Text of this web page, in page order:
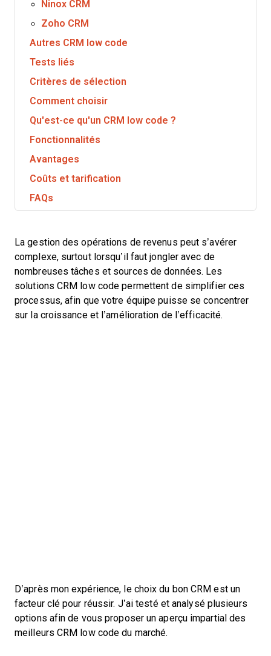
Ninox CRM
Zoho CRM
Autres CRM low code
Tests liés
Critères de sélection
Comment choisir
Qu'est-ce qu'un CRM low code ?
Fonctionnalités
Avantages
Coûts et tarification
FAQs
La gestion des opérations de revenus peut s’avérer
complexe, surtout lorsqu’il faut jongler avec de
nombreuses tâches et sources de données. Les
solutions CRM low code permettent de simplifier ces
processus, afin que votre équipe puisse se concentrer
sur la croissance et l’amélioration de l’efficacité.
D’après mon expérience, le choix du bon CRM est un
facteur clé pour réussir. J’ai testé et analysé plusieurs
options afin de vous proposer un aperçu impartial des
meilleurs CRM low code du marché.